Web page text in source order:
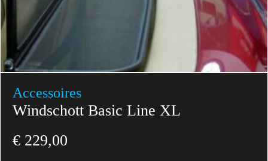
Accessoires
Windschott Basic Line XL
€ 229,00